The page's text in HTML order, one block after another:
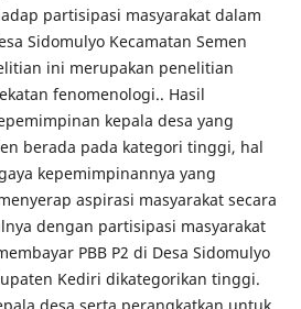
partisipasi masyarakat dalam
Sidomulyo Kecamatan Semen
ini merupakan penelitian
fenomenologi.. Hasil
kepala desa yang
berada pada kategori tinggi, hal
kepemimpinannya yang
aspirasi masyarakat secara
dengan partisipasi masyarakat
PBB P2 di Desa Sidomulyo
Kediri dikategorikan tinggi.